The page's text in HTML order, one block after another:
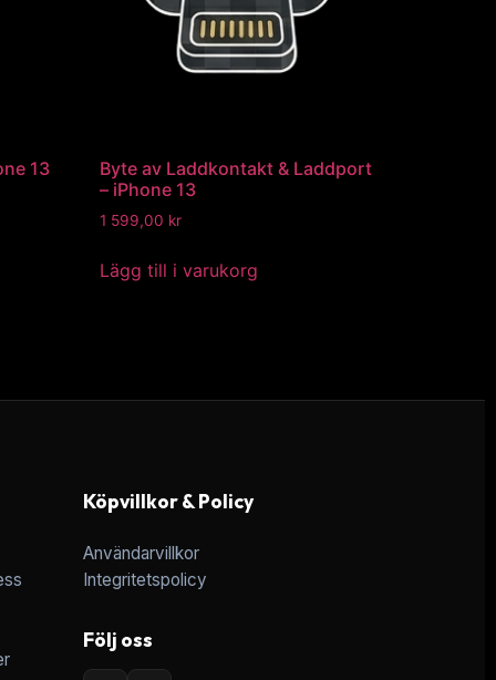
13
Byte av Laddkontakt & Laddport
– iPhone 13
1 599,00 kr
Lägg till i varukorg
Köpvillkor & Policy
Användarvillkor
Integritetspolicy
Följ oss